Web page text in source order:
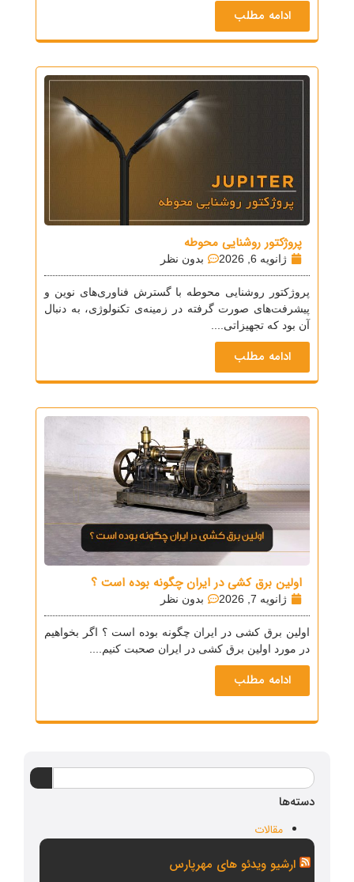
ادامه مطلب
پروژکتور روشنایی محوطه
ژانویه 6, 2026 بدون نظر
پروژکتور روشنایی محوطه با گسترش فناوری‌های نوین و
پیشرفت‌های صورت گرفته در زمینه‌ی تکنولوژی، به دنبال
آن بود که تجهیزاتی....
ادامه مطلب
اولین برق کشی در ایران چگونه بوده است ؟
ژانویه 7, 2026 بدون نظر
اولین برق کشی در ایران چگونه بوده است ؟ اگر بخواهیم
در مورد اولین برق کشی در ایران صحبت کنیم....
ادامه مطلب
دسته‌ها
مقالات
ارشیو ویدئو های مهرپارس